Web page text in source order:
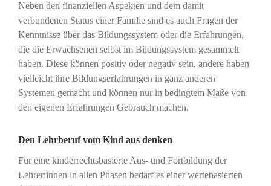
Neben den finanziellen Aspekten und dem damit
verbundenen Status einer Familie sind es auch Fragen der
Kenntnisse über das Bildungssystem oder die Erfahrungen,
die die Erwachsenen selbst im Bildungssystem gesammelt
haben. Diese können positiv oder negativ sein, andere haben
vielleicht ihre Bildungserfahrungen in ganz anderen
Systemen gemacht und können nur in bedingtem Maße von
den eigenen Erfahrungen Gebrauch machen.
Den Lehrberuf vom Kind aus denken
Für eine kinderrechtsbasierte Aus- und Fortbildung der
Lehrer:innen in allen Phasen bedarf es einer wertebasierten